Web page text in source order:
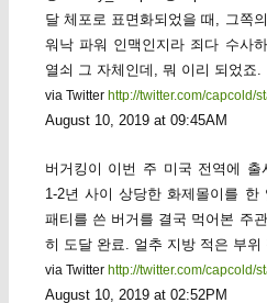
달 체포로 표면화되었을 때, 그쪽
워낙 파워 인맥인지라 죄다 수사
열쇠 그 자체인데, 뭐 이리 되었죠.
via Twitter http://twitter.com/capcold/
August 10, 2019 at 09:45AM
버거킹이 이번 주 미국 전역에
1-2년 사이 상당한 화제몰이를 한
패티를 쓴 버거를 결국 먹어본 주
히 도달 완료. 얼추 지방 적은 부위
via Twitter http://twitter.com/capcold/
August 10, 2019 at 02:52PM